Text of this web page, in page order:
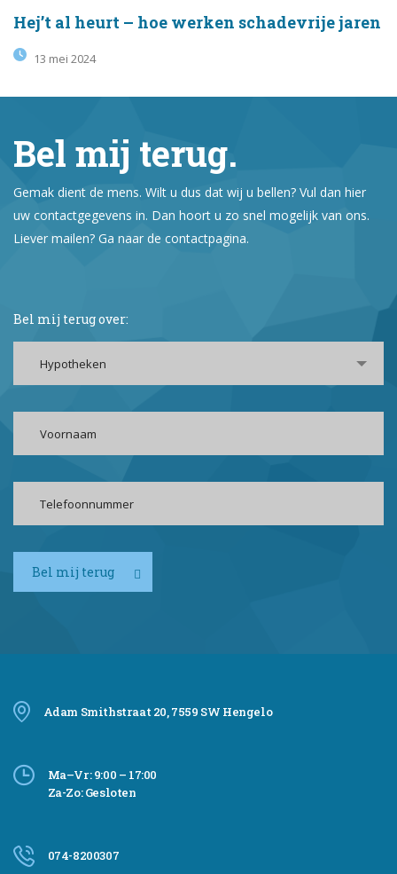
Hej’t al heurt – hoe werken schadevrije jaren
13 mei 2024
Bel mij terug.
Gemak dient de mens. Wilt u dus dat wij u bellen? Vul dan hier
uw contactgegevens in. Dan hoort u zo snel mogelijk van ons.
Liever mailen? Ga naar de contactpagina.
Bel mij terug over:
Hypotheken
Bel mij terug
Adam Smithstraat 20, 7559 SW Hengelo
Ma–Vr: 9:00 – 17:00
Za-Zo: Gesloten
074-8200307